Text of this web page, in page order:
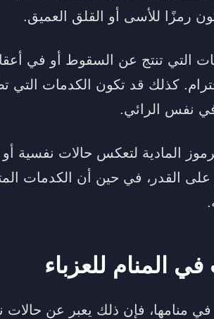
رمزًا للأسى أو القلق العميق.
التي تنتج عن السقوط أو في
كذلك قد تكون الكدمات التي
في نفس الرائي.
المادية لتعكس حالات نفسية أو
على القدر، في حين أن الكدمات
المنام للعزباء
في منامها، فإن ذلك يعبر عن